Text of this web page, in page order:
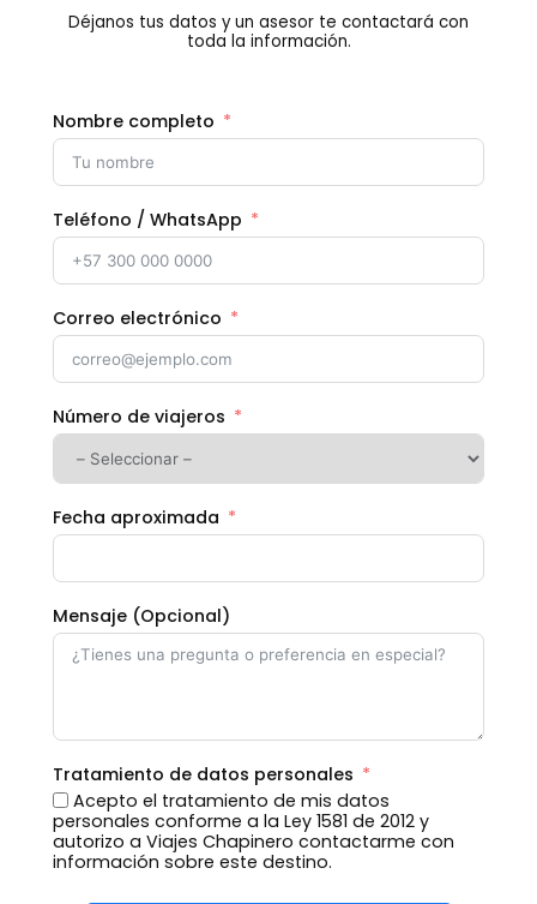
Déjanos tus datos y un asesor te contactará con
toda la información.
Nombre completo
Teléfono / WhatsApp
Correo electrónico
Número de viajeros
Fecha aproximada
Mensaje (Opcional)
Tratamiento de datos personales
Acepto el tratamiento de mis datos
personales conforme a la Ley 1581 de 2012 y
autorizo a Viajes Chapinero contactarme con
información sobre este destino.